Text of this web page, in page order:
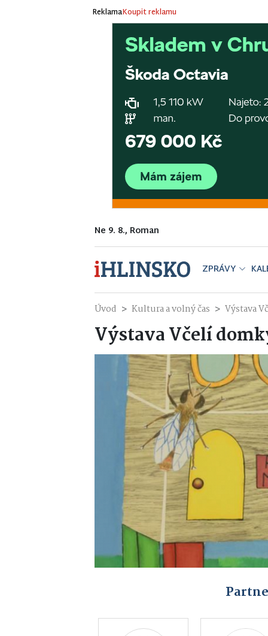
ReklamaKoupit reklamu
Ne 9. 8., Roman
ZPRÁVY
Úvod Kultura a volný čas Výstava
Výstava Včelí